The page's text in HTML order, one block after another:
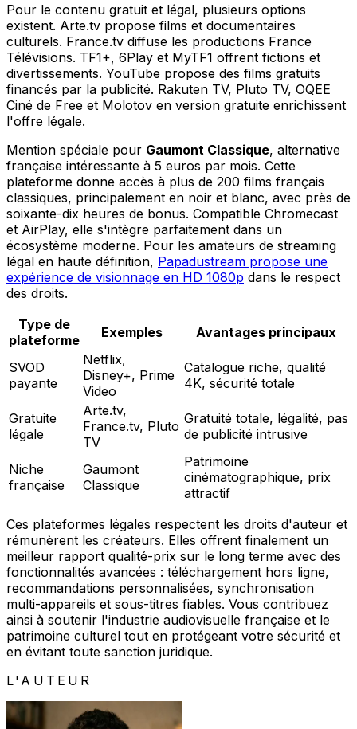
Pour le contenu gratuit et légal, plusieurs options
existent. Arte.tv propose films et documentaires
culturels. France.tv diffuse les productions France
Télévisions. TF1+, 6Play et MyTF1 offrent fictions et
divertissements. YouTube propose des films gratuits
financés par la publicité. Rakuten TV, Pluto TV, OQEE
Ciné de Free et Molotov en version gratuite enrichissent
l'offre légale.
Mention spéciale pour Gaumont Classique, alternative
française intéressante à 5 euros par mois. Cette
plateforme donne accès à plus de 200 films français
classiques, principalement en noir et blanc, avec près de
soixante-dix heures de bonus. Compatible Chromecast
et AirPlay, elle s'intègre parfaitement dans un
écosystème moderne. Pour les amateurs de streaming
légal en haute définition, Papadustream propose une
expérience de visionnage en HD 1080p dans le respect
des droits.
Type de
plateforme
Exemples Avantages principaux
SVOD
payante
Netflix,
Disney+, Prime
Video
Catalogue riche, qualité
4K, sécurité totale
Gratuite
légale
Arte.tv,
France.tv, Pluto
TV
Gratuité totale, légalité, pas
de publicité intrusive
Niche
française
Gaumont
Classique
Patrimoine
cinématographique, prix
attractif
Ces plateformes légales respectent les droits d'auteur et
rémunèrent les créateurs. Elles offrent finalement un
meilleur rapport qualité-prix sur le long terme avec des
fonctionnalités avancées : téléchargement hors ligne,
recommandations personnalisées, synchronisation
multi-appareils et sous-titres fiables. Vous contribuez
ainsi à soutenir l'industrie audiovisuelle française et le
patrimoine culturel tout en protégeant votre sécurité et
en évitant toute sanction juridique.
L'AUTEUR